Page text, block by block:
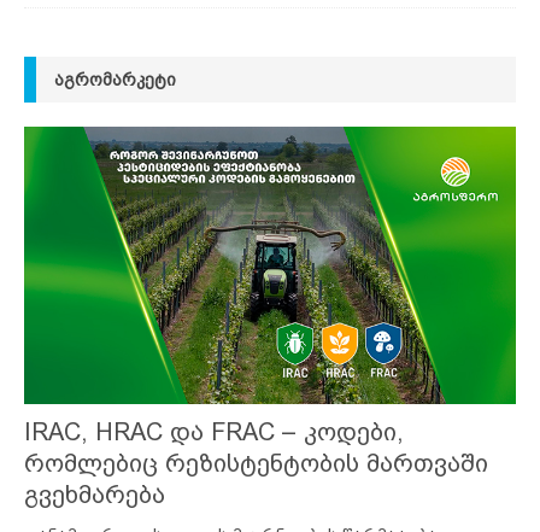
ᲐᲒᲠᲝᲛᲐᲠᲙᲔᲢᲘ
IRAC, HRAC და FRAC – კოდები,
რომლებიც რეზისტენტობის მართვაში
გვეხმარება